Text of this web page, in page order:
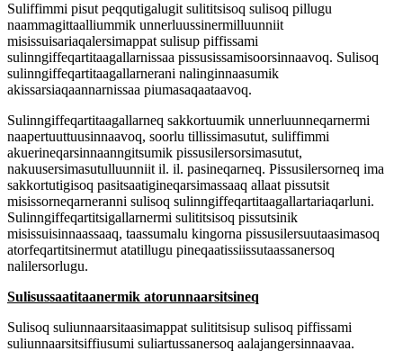
Suliffimmi pisut peqqutigalugit sulititsisoq sulisoq pillugu
naammagittaalliummik unnerluussinermilluunniit
misissuisariaqalersimappat sulisup piffissami
sulinngiffeqartitaagallarnissaa pissusissamisoorsinnaavoq. Sulisoq
sulinngiffeqartitaagallarnerani nalinginnaasumik
akissarsiaqaannarnissaa piumasaqaataavoq.
Sulinngiffeqartitaagallarneq sakkortuumik unnerluunneqarnermi
naapertuuttuusinnaavoq, soorlu tillissimasutut, suliffimmi
akuerineqarsinnaanngitsumik pissusilersorsimasutut,
nakuusersimasutulluunniit il. il. pasineqarneq. Pissusilersorneq ima
sakkortutigisoq pasitsaatigineqarsimassaaq allaat pissutsit
misissorneqarneranni sulisoq sulinngiffeqartitaagallartariaqarluni.
Sulinngiffeqartitsigallarnermi sulititsisoq pissutsinik
misissuisinnaassaaq, taassumalu kingorna pissusilersuutaasimasoq
atorfeqartitsinermut atatillugu pineqaatissiissutaassanersoq
nalilersorlugu.
Sulisussaatitaanermik atorunnaarsitsineq
Sulisoq suliunnaarsitaasimappat sulititsisup sulisoq piffissami
suliunnaarsitsiffiusumi suliartussanersoq aalajangersinnaavaa.